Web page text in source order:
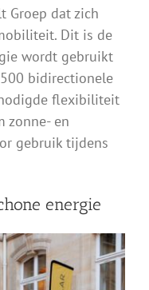
Groep dat zich
Dit is de
wordt gebruikt
bidirectionele
flexibiliteit
zonne- en
gebruik tijdens
energie